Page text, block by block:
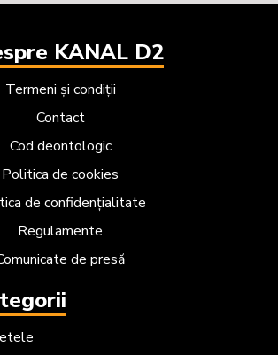
KANAL D2
Termeni și condiții
Contact
Cod deontologic
Politica de cookies
de confidențialitate
Regulamente
de presă